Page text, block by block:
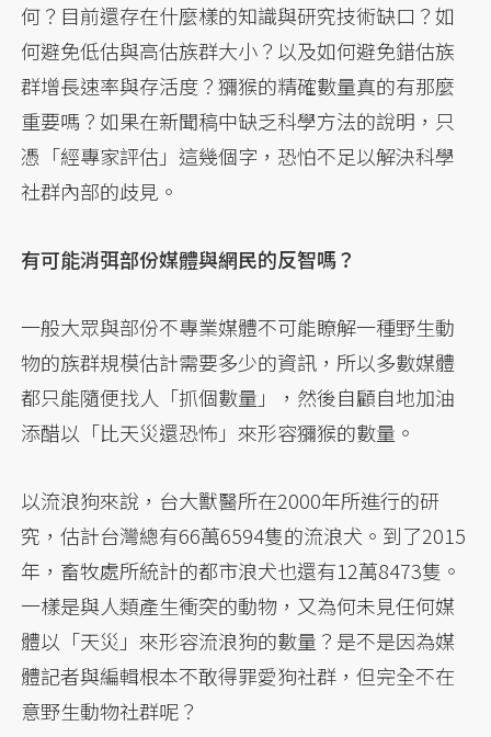
何？目前還存在什麼樣的知識與研究技術缺口？如
何避免低估與高估族群大小？以及如何避免錯估族
群增長速率與存活度？獼猴的精確數量真的有那麼
重要嗎？如果在新聞稿中缺乏科學方法的說明，只
憑「經專家評估」這幾個字，恐怕不足以解決科學
社群內部的歧見。
有可能消弭部份媒體與網民的反智嗎？
一般大眾與部份不專業媒體不可能瞭解一種野生動
物的族群規模估計需要多少的資訊，所以多數媒體
都只能隨便找人「抓個數量」，然後自顧自地加油
添醋以「比天災還恐怖」來形容獼猴的數量。
以流浪狗來說，台大獸醫所在2000年所進行的研
究，估計台灣總有66萬6594隻的流浪犬。到了2015
年，畜牧處所統計的都市浪犬也還有12萬8473隻。
一樣是與人類產生衝突的動物，又為何未見任何媒
體以「天災」來形容流浪狗的數量？是不是因為媒
體記者與編輯根本不敢得罪愛狗社群，但完全不在
意野生動物社群呢？